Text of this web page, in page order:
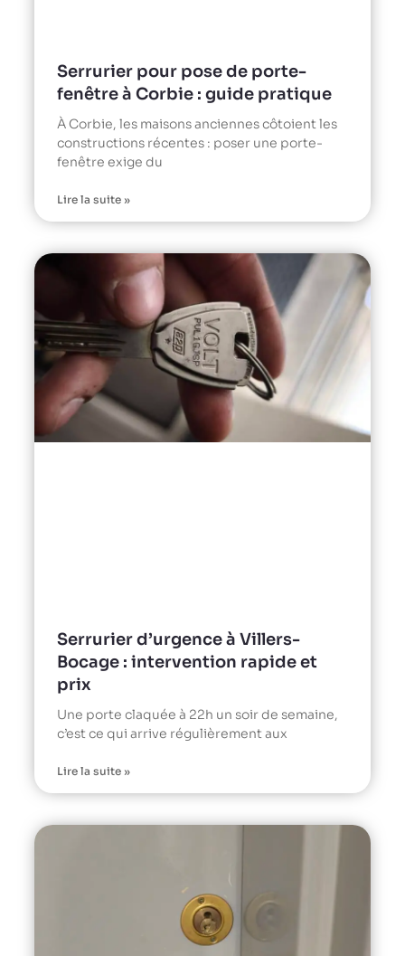
Serrurier pour pose de porte-
fenêtre à Corbie : guide pratique
À Corbie, les maisons anciennes côtoient les
constructions récentes : poser une porte-
fenêtre exige du
Lire la suite »
Serrurier d’urgence à Villers-
Bocage : intervention rapide et
prix
Une porte claquée à 22h un soir de semaine,
c’est ce qui arrive régulièrement aux
Lire la suite »